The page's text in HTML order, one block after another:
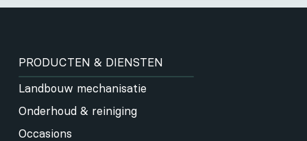
PRODUCTEN & DIENSTEN
Landbouw mechanisatie
Onderhoud & reiniging
Occasions